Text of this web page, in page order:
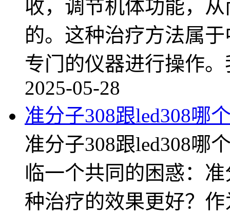
收，调节机体功能，
的。这种治疗方法属
专门的仪器进行操作
2025-05-28
准分子308跟led308哪
准分子308跟led308哪
临一个共同的困惑：
种治疗的效果更好？